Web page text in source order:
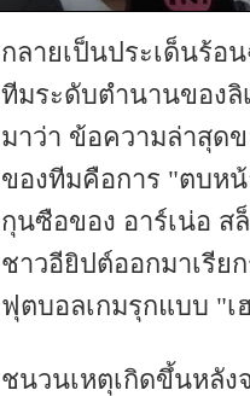
กลายเป็นประเด็นร้อ
ทีมระดับตำนานของลิ
มาว่า ข้อความล่าสุด
ของทีมคือการ "ตบห
กุนซือของ อาร์เน่อ ส
ชาวอียิปต์ออกมาเรี
ฟุตบอลเกมรุกแบบ "เ
ชนวนเหตุเกิดขึ้นหลัง